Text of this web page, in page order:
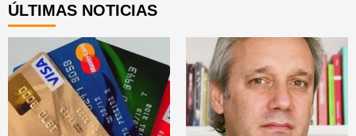
ÚLTIMAS NOTICIAS